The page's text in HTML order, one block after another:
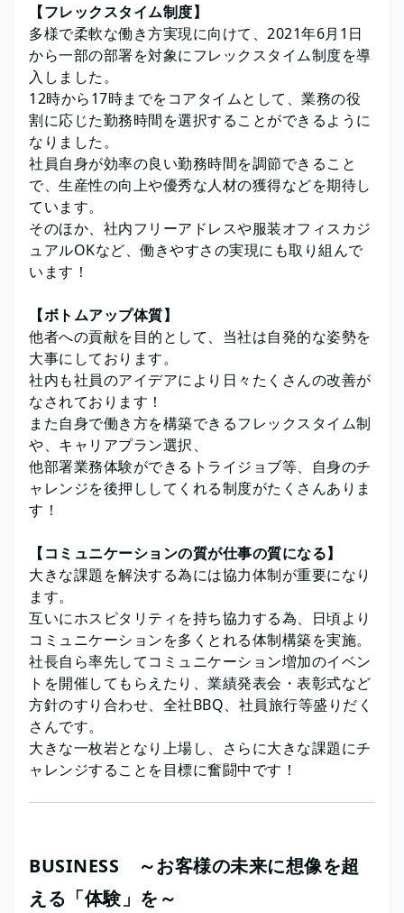
【フレックスタイム制度】
多様で柔軟な働き方実現に向けて、2021年6月1日
から一部の部署を対象にフレックスタイム制度を導
入しました。
12時から17時までをコアタイムとして、業務の役
割に応じた勤務時間を選択することができるように
なりました。
社員自身が効率の良い勤務時間を調節できること
で、生産性の向上や優秀な人材の獲得などを期待し
ています。
そのほか、社内フリーアドレスや服装オフィスカジ
ュアルOKなど、働きやすさの実現にも取り組んで
います！
【ボトムアップ体質】
他者への貢献を目的として、当社は自発的な姿勢を
大事にしております。
社内も社員のアイデアにより日々たくさんの改善が
なされております！
また自身で働き方を構築できるフレックスタイム制
や、キャリアプラン選択、
他部署業務体験ができるトライジョブ等、自身のチ
ャレンジを後押ししてくれる制度がたくさんありま
す！
【コミュニケーションの質が仕事の質になる】
大きな課題を解決する為には協力体制が重要になり
ます。
互いにホスピタリティを持ち協力する為、日頃より
コミュニケーションを多くとれる体制構築を実施。
社長自ら率先してコミュニケーション増加のイベン
トを開催してもらえたり、業績発表会・表彰式など
方針のすり合わせ、全社BBQ、社員旅行等盛りだく
さんです。
大きな一枚岩となり上場し、さらに大きな課題にチ
ャレンジすることを目標に奮闘中です！
BUSINESS ～お客様の未来に想像を超
える「体験」を～